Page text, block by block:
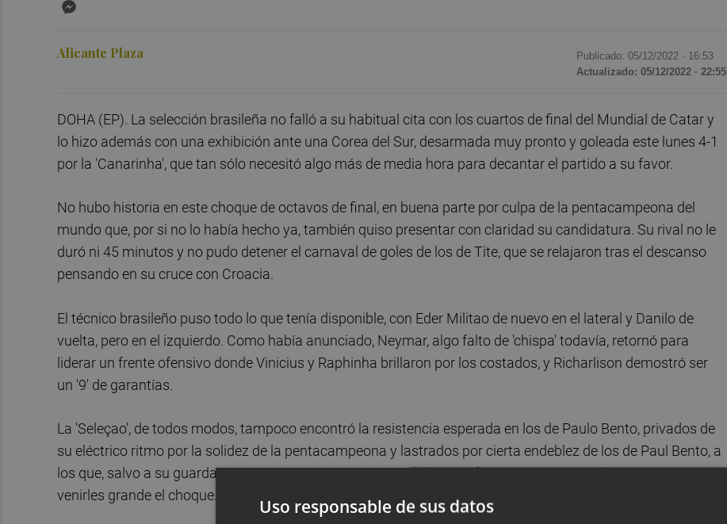
Alicante Plaza Publicado: 05/12/2022 · 16:53
Actualizado: 05/12/2022 · 22:55
DOHA (EP). La selección brasileña no falló a su habitual cita con los cuartos de final del Mundial de Catar y
lo hizo además con una exhibición ante una Corea del Sur, desarmada muy pronto y goleada este lunes 4-1
por la 'Canarinha', que tan sólo necesitó algo más de media hora para decantar el partido a su favor.
No hubo historia en este choque de octavos de final, en buena parte por culpa de la pentacampeona del
mundo que, por si no lo había hecho ya, también quiso presentar con claridad su candidatura. Su rival no le
duró ni 45 minutos y no pudo detener el carnaval de goles de los de Tite, que se relajaron tras el descanso
pensando en su cruce con Croacia.
El técnico brasileño puso todo lo que tenía disponible, con Eder Militao de nuevo en el lateral y Danilo de
vuelta, pero en el izquierdo. Como había anunciado, Neymar, algo falto de 'chispa' todavía, retornó para
liderar un frente ofensivo donde Vinicius y Raphinha brillaron por los costados, y Richarlison demostró ser
un '9' de garantías.
La 'Seleçao', de todos modos, tampoco encontró la resistencia esperada en los de Paulo Bento, privados de
su eléctrico ritmo por la solidez de la pentacampeona y lastrados por cierta endeblez de los de Paul Bento, a
los que, salvo a su guardameta, que se esmeró para que el daño no fuese mayor, y Hee-Chan, pareció
venirles grande el choque.
Uso responsable de sus datos